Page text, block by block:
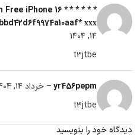
Free iPhone 16 * * *
ххх*
14, 1404
t3jtbe
yr456pepm
– خرداد 14, 1404
t3jtbe
دیدگاه خود را بنویسید